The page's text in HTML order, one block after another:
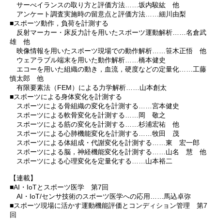
サーべイランスの取り方と評価方法……坂内駿紘 他
アンケート調査実施時の留意点と評価方法……細川由梨
■スポーツ動作，負荷を計測する
反射マーカー・床反力計を用いたスポーツ運動解析……名倉武
雄 他
映像情報を用いたスポーツ現場での動作解析……笹木正悟 他
ウェアラブル端末を用いた動作解析……橋本健史
エコーを用いた組織の動き，血流，硬度などの定量化……工藤
慎太郎 他
有限要素法（FEM）による力学解析……山本創太
■スポーツによる身体変化を計測する
スポーツによる骨組織の変化を計測する……宮本健史
スポーツによる軟骨変化を計測する……岡 敬之
スポーツによる筋の変化を計測する……杉浦宏祐 他
スポーツによる心肺機能変化を計測する……牧田 茂
スポーツによる体組成・代謝変化を計測する……東 宏一郎
スポーツによる脳，神経機能変化を計測する……山名 慧 他
スポーツによる心理変化を定量化する……山本裕二
【連載】
■AI・IoTとスポーツ医学 第7回
AI・IoT/センサ技術のスポーツ医学への応用……馬込卓弥
■スポーツ現場に活かす運動機能評価とコンディション管理 第7
回